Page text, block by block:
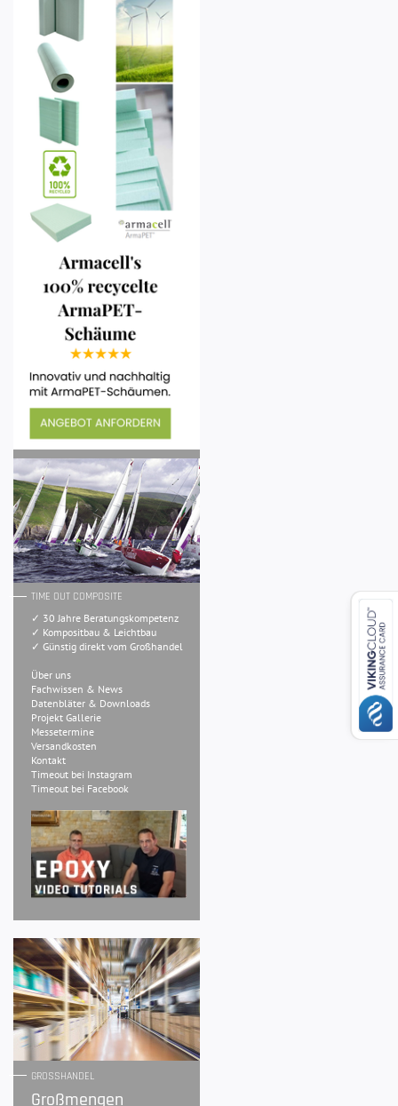
TIME OUT COMPOSITE
✓ 30 Jahre Beratungskompetenz
✓ Kompositbau & Leichtbau
✓ Günstig direkt vom Großhandel
Über uns
Fachwissen & News
Datenbläter & Downloads
Projekt Gallerie
Messetermine
Versandkosten
Kontakt
Timeout bei Instagram
Timeout bei Facebook
GROSSHANDEL
Großmengen